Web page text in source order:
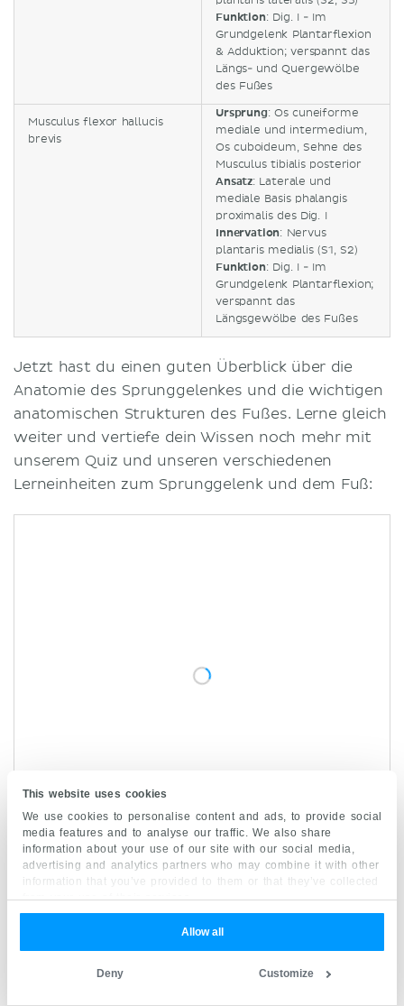
This website uses cookies
We use cookies to personalise content and ads, to provide social
media features and to analyse our traffic. We also share
information about your use of our site with our social media,
advertising and analytics partners who may combine it with other
information that you’ve provided to them or that they’ve collected
from your use of their services.
Allow all
Customize
Deny
Funktion: Dig. I - Im
Grundgelenk Plantarflexion
& Adduktion; verspannt das
Längs- und Quergewölbe
des Fußes
Musculus flexor hallucis
brevis
Ursprung: Os cuneiforme
mediale und intermedium,
Os cuboideum, Sehne des
Musculus tibialis posterior
Ansatz: Laterale und
mediale Basis phalangis
proximalis des Dig. I
Innervation: Nervus
plantaris medialis (S1, S2)
Funktion: Dig. I - Im
Grundgelenk Plantarflexion;
verspannt das
Längsgewölbe des Fußes
Jetzt hast du einen guten Überblick über die
Anatomie des Sprunggelenkes und die wichtigen
anatomischen Strukturen des Fußes. Lerne gleich
weiter und vertiefe dein Wissen noch mehr mit
unserem Quiz und unseren verschiedenen
Lerneinheiten zum Sprunggelenk und dem Fuß:
Lerneinheit starten